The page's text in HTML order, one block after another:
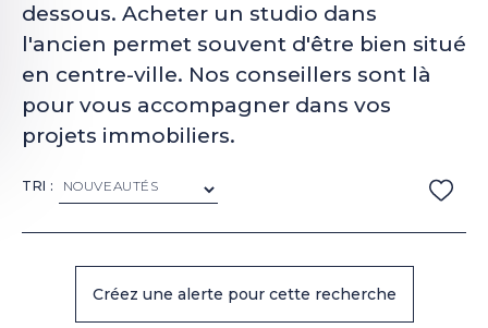
dessous. Acheter un studio dans
l'ancien permet souvent d'être bien situé
en centre-ville. Nos conseillers sont là
pour vous accompagner dans vos
projets immobiliers.
TRI :